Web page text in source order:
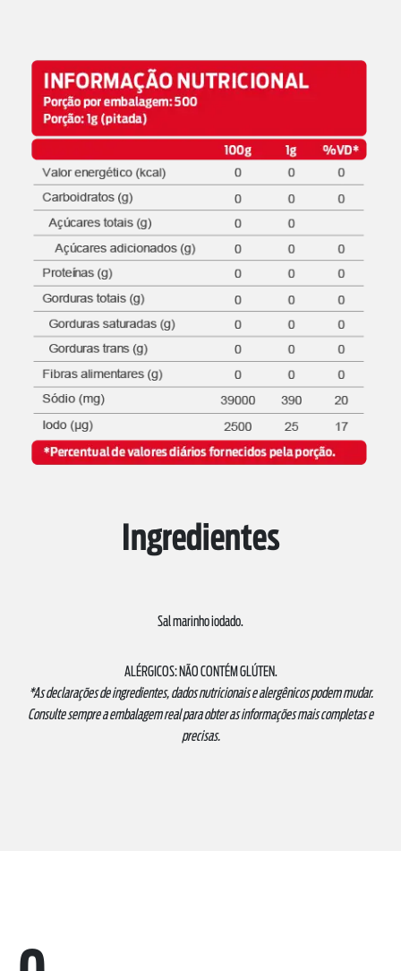
Ingredientes
Sal marinho iodado.
ALÉRGICOS: NÃO CONTÉM GLÚTEN.
*As declarações de ingredientes, dados nutricionais e alergênicos podem mudar.
Consulte sempre a embalagem real para obter as informações mais completas e
precisas.